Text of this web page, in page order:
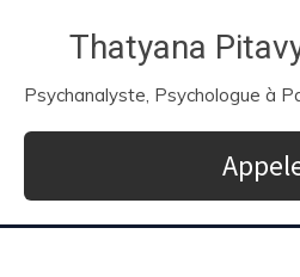
Thatyana
Psychanalyste, Psychologue à